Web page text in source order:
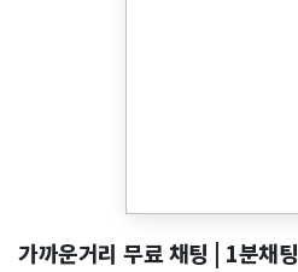
가까운거리 무료 채팅 | 1분채팅